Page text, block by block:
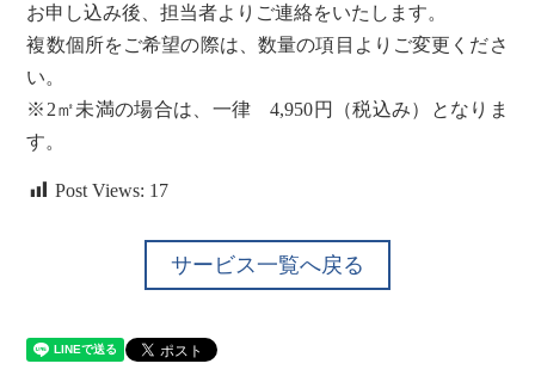
お申し込み後、担当者よりご連絡をいたします。
複数個所をご希望の際は、数量の項目よりご変更くださ
い。
※2㎡未満の場合は、一律 4,950円（税込み）となりま
す。
Post Views: 17
サービス一覧へ戻る